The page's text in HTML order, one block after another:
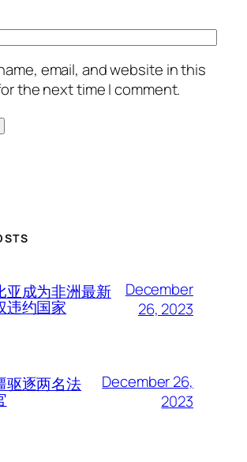
email, and website in this
the next time I comment.
亚成为非洲最新
违约国家
December
26, 2023
驱逐两名法
December 26,
2023